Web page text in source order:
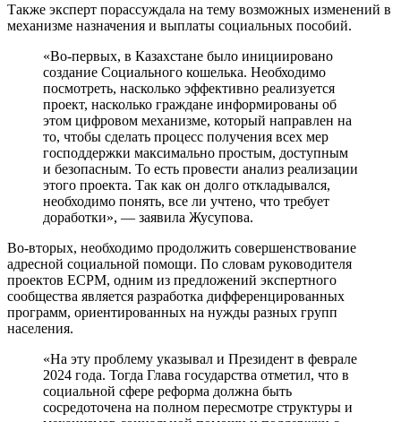
Также эксперт порассуждала на тему возможных изменений в
механизме назначения и выплаты социальных пособий.
«Во-первых, в Казахстане было инициировано
создание Социального кошелька. Необходимо
посмотреть, насколько эффективно реализуется
проект, насколько граждане информированы об
этом цифровом механизме, который направлен на
то, чтобы сделать процесс получения всех мер
господдержки максимально простым, доступным
и безопасным. То есть провести анализ реализации
этого проекта. Так как он долго откладывался,
необходимо понять, все ли учтено, что требует
доработки», — заявила Жусупова.
Во-вторых, необходимо продолжить совершенствование
адресной социальной помощи. По словам руководителя
проектов ECPM, одним из предложений экспертного
сообщества является разработка дифференцированных
программ, ориентированных на нужды разных групп
населения.
«На эту проблему указывал и Президент в феврале
2024 года. Тогда Глава государства отметил, что в
социальной сфере реформа должна быть
сосредоточена на полном пересмотре структуры и